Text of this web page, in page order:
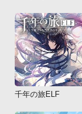
千年の旅ELF